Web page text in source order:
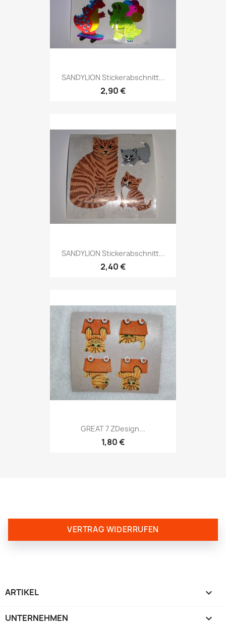
SANDYLION Stickerabschnitt...
2,90 €
SANDYLION Stickerabschnitt...
2,40 €
GREAT 7 ZDesign...
1,80 €
VERTRAG WIDERRUFEN
ARTIKEL 
UNTERNEHMEN 